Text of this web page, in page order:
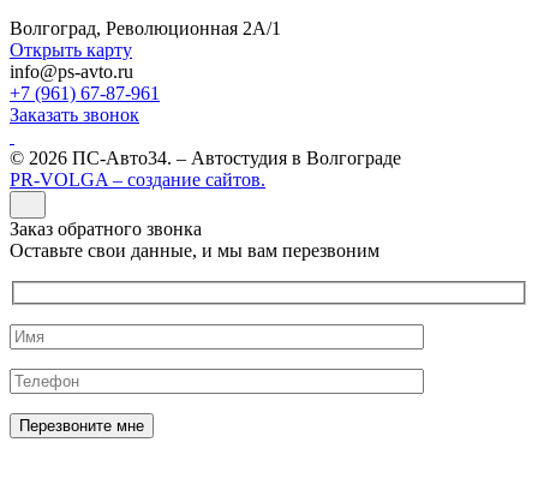
Волгоград, Революционная 2А/1
Открыть карту
info@ps-avto.ru
+7 (961) 67-87-961
Заказать звонок
© 2026 ПС-Авто34. – Автостудия в Волгограде
PR-VOLGA – создание сайтов.
Заказ обратного звонка
Оставьте свои данные, и мы вам перезвоним